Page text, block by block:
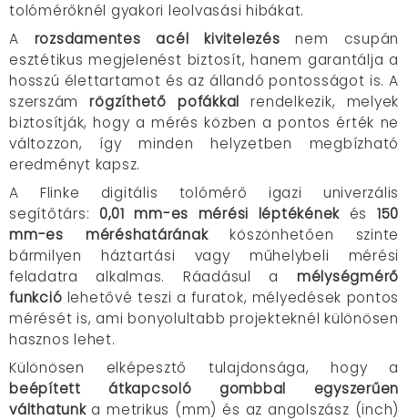
tolómérőknél gyakori leolvasási hibákat.
A rozsdamentes acél kivitelezés nem csupán
esztétikus megjelenést biztosít, hanem garantálja a
hosszú élettartamot és az állandó pontosságot is. A
szerszámrögzíthető pofákkal rendelkezik, melyek
biztosítják, hogy a mérés közben a pontos érték ne
változzon, így minden helyzetben megbízható
eredményt kapsz.
A Flinke digitális tolómérő igazi univerzális
segítőtárs: 0,01 mm-es mérési léptékének és 150
mm-es méréshatáránakköszönhetően szinte
bármilyen háztartási vagy műhelybeli mérési
feladatra alkalmas. Ráadásul a mélységmérő
funkció lehetővé teszi a furatok, mélyedések pontos
mérését is, ami bonyolultabb projekteknél különösen
hasznos lehet.
Különösen elképesztő tulajdonsága, hogy a
beépített átkapcsoló gombbal egyszerűen
válthatunka metrikus (mm) és az angolszász (inch)